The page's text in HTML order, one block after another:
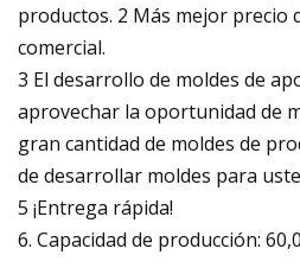
productos. 2 Más mejor precio
comercial.
3 El desarrollo de moldes de
aprovechar la oportunidad de
gran cantidad de moldes de
de desarrollar moldes para
5 ¡Entrega rápida!
6. Capacidad de producción: